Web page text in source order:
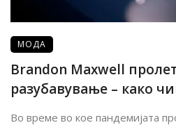
МОДА
Brandon Maxwell
разубавување – како
Во време во кое пандемијата